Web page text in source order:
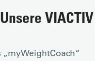
Unsere